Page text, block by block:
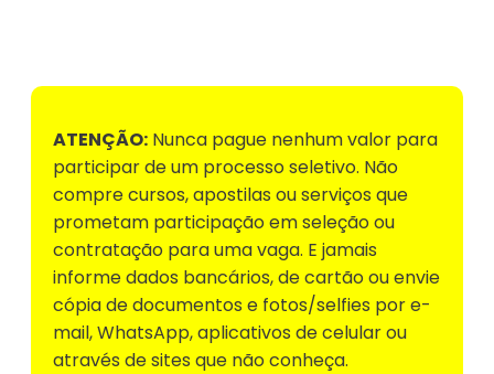
ATENÇÃO: Nunca pague nenhum valor para
participar de um processo seletivo. Não
compre cursos, apostilas ou serviços que
prometam participação em seleção ou
contratação para uma vaga. E jamais
informe dados bancários, de cartão ou envie
cópia de documentos e fotos/selfies por e-
mail, WhatsApp, aplicativos de celular ou
através de sites que não conheça.